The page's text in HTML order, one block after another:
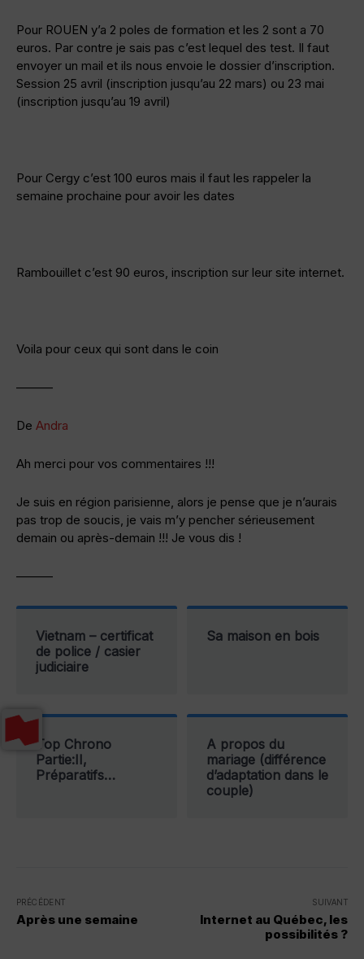
Pour ROUEN y’a 2 poles de formation et les 2 sont a 70
euros. Par contre je sais pas c’est lequel des test. Il faut
envoyer un mail et ils nous envoie le dossier d’inscription.
Session 25 avril (inscription jusqu’au 22 mars) ou 23 mai
(inscription jusqu’au 19 avril)
Pour Cergy c’est 100 euros mais il faut les rappeler la
semaine prochaine pour avoir les dates
Rambouillet c’est 90 euros, inscription sur leur site internet.
Voila pour ceux qui sont dans le coin
———
De Andra
Ah merci pour vos commentaires !!!
Je suis en région parisienne, alors je pense que je n’aurais
pas trop de soucis, je vais m’y pencher sérieusement
demain ou après-demain !!! Je vous dis !
———
Vietnam – certificat
de police / casier
judiciaire
Sa maison en bois
Top Chrono
Partie:II,
Préparatifs…
A propos du
mariage (différence
d’adaptation dans le
couple)
PRÉCÉDENT
Après une semaine
SUIVANT
Internet au Québec, les
possibilités ?